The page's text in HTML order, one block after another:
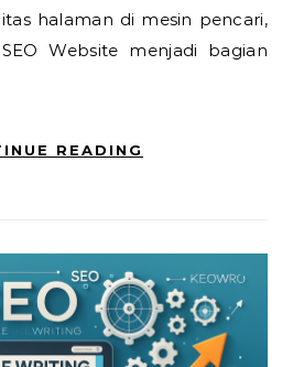
halaman di mesin pencari,
Website menjadi bagian
READING